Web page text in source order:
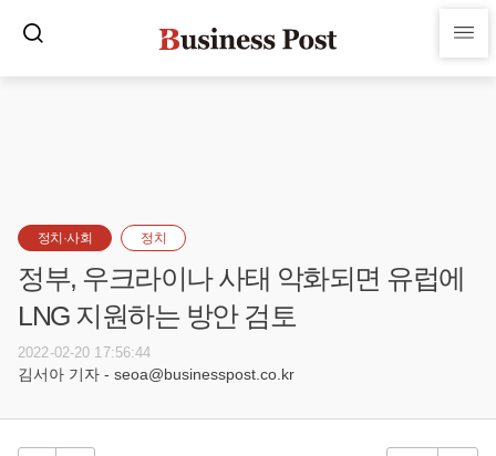
정치·사회 정치
정부, 우크라이나 사태 악화되면 유럽에
LNG 지원하는 방안 검토
2022-02-20 17:56:44
김서아 기자 - seoa@businesspost.co.kr